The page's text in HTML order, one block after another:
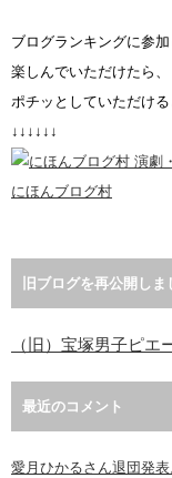
ブログランキングに参加
楽しんでいただけたら、
ポチッとしていただけ
↓↓↓↓↓↓
にほんブログ村
旧ブログを再公開しま
（旧）宝塚男子ピエ
最近のコメント
愛月ひかるさん退団発表